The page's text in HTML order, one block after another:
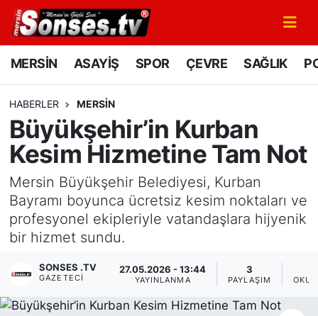
MERSİN ASAYİŞ SPOR ÇEVRE SAĞLIK
HABERLER MERSİN
Büyükşehir’in Kurban
Kesim Hizmetine Tam Not
Mersin Büyükşehir Belediyesi, Kurban
Bayramı boyunca ücretsiz kesim noktaları ve
profesyonel ekipleriyle vatandaşlara hijyenik
bir hizmet sundu.
SONSES .TV
GAZETECI
27.05.2026 - 13:44
YAYINLANMA
3
PAYLAŞIM
MERSİN
SPOR
GÜNÜN MANŞETİ
DÜNYA
KÜLTÜR - SANAT
MAGAZİN
SAĞLIK
Mersin Nöbetçi Eczaneler
Mersin Namaz Vakitleri
Mersin Trafik Yoğunluk Haritası
Süper Lig Puan Durumu ve Fikstür
Tüm Manşetler
Son Dakika Haberleri
Haber Arşivi